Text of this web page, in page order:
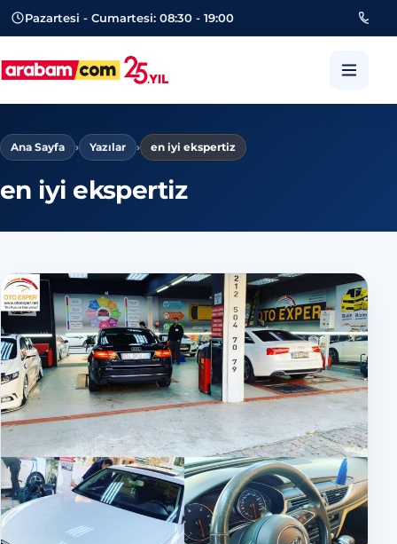
Pazartesi - Cumartesi: 08:30 - 19:00
arabam.com Güngören oto
Ana Sayfa › Yazılar › en iyi ekspertiz
en iyi ekspertiz